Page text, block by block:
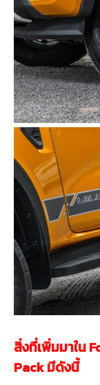
สิ่งที่เพิ่มมาใน
Pack มีดังนี้